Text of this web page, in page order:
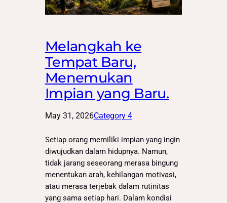
Melangkah ke
Tempat Baru,
Menemukan
Impian yang Baru.
May 31, 2026Category 4
Setiap orang memiliki impian yang ingin
diwujudkan dalam hidupnya. Namun,
tidak jarang seseorang merasa bingung
menentukan arah, kehilangan motivasi,
atau merasa terjebak dalam rutinitas
yang sama setiap hari. Dalam kondisi